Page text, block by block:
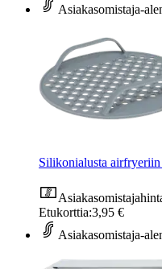
Asiakasomistaja-
Silikonialusta
Etukorttia:3,95 €
Asiakasomistaja-